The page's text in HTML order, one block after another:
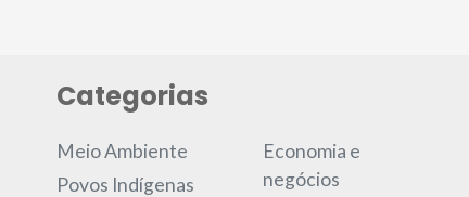
Categorias
Meio Ambiente
Povos Indígenas
Economia e
negócios